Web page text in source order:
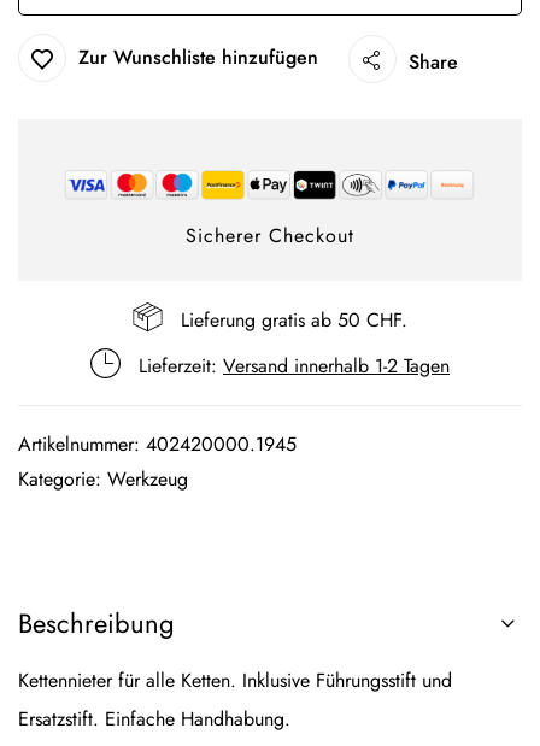
Zur Wunschliste hinzufügen Share
Sicherer Checkout
Lieferung gratis ab 50 CHF.
Lieferzeit: Versand innerhalb 1-2 Tagen
Artikelnummer: 402420000.1945
Kategorie: Werkzeug
Beschreibung
Kettennieter für alle Ketten. Inklusive Führungsstift und
Ersatzstift. Einfache Handhabung.